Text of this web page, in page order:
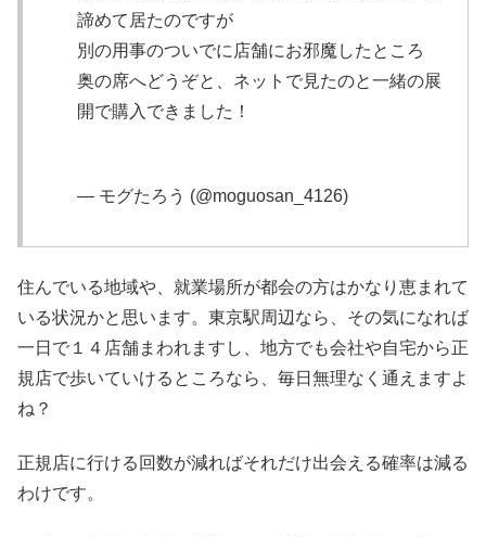
諦めて居たのですが
別の用事のついでに店舗にお邪魔したところ
奥の席へどうぞと、ネットで見たのと一緒の展
開で購入できました！
— モグたろう (@moguosan_4126)
住んでいる地域や、就業場所が都会の方はかなり恵まれて
いる状況かと思います。東京駅周辺なら、その気になれば
一日で１４店舗まわれますし、地方でも会社や自宅から正
規店で歩いていけるところなら、毎日無理なく通えますよ
ね？
正規店に行ける回数が減ればそれだけ出会える確率は減る
わけです。